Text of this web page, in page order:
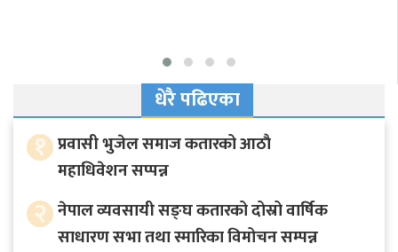
धेरै पढिएका
१ प्रवासी भुजेल समाज कतारको आठाै
महाधिवेशन सप्पन्न
२ नेपाल व्यवसायी सङ्घ कतारको दोस्रो वार्षिक
साधारण सभा तथा स्मारिका विमोचन सम्पन्न